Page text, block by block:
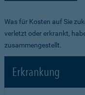
Was für Kosten auf Sie
verletzt oder erkrankt,
zusammengestellt.
Erkrankung